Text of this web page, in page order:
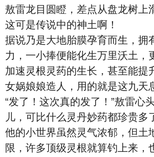
敖雷龙目圆瞪，差点从盘龙树上
这可是传说中的神土啊！
据说乃是大地胎膜孕育而生，拥
力，一小捧便能化生万里沃土，
加速灵根灵药的生长，甚至能提
女娲娘娘造人，用的就是这九天
“发了！这次真的发了！”敖雷心
儿，可比什么灵丹妙药都珍贵多
他的小世界虽然灵气浓郁，但土
限，许多顶级灵根就算钓上来，